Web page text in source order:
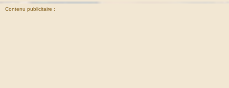
Contenu publicitaire :